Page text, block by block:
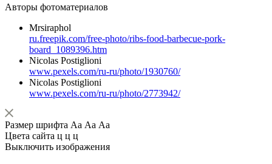
Авторы фотоматериалов
Mrsiraphol
ru.freepik.com/free-photo/ribs-food-barbecue-pork-
board_1089396.htm
Nicolas Postiglioni
www.pexels.com/ru-ru/photo/1930760/
Nicolas Postiglioni
www.pexels.com/ru-ru/photo/2773942/
Размер шрифта Аа Аа Аа
Цвета сайта ц ц ц
Выключить изображения